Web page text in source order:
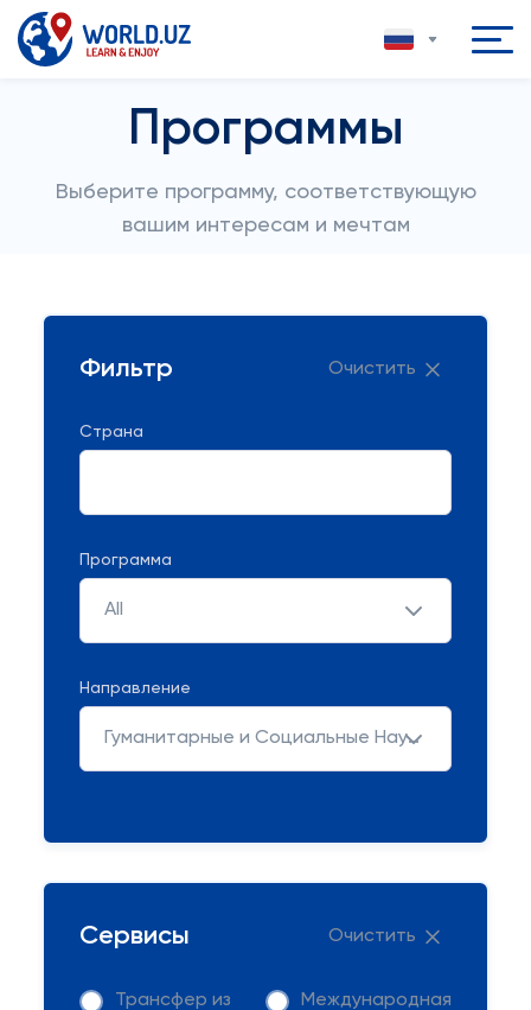
Программы
Выберите программу, соответствующую
вашим интересам и мечтам
Фильтр Очистить
Страна
Программа
All
Направление
Гуманитарные и Социальные Науки
Сервисы Очистить
Трансфер из
Международная